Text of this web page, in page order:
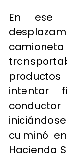
En ese
intentar
culminó
Hacienda